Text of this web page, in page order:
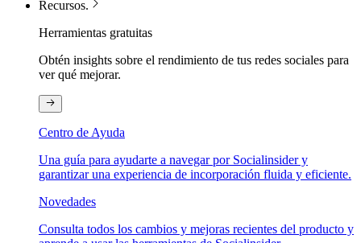
Recursos.
Herramientas gratuitas
Obtén insights sobre el rendimiento de tus redes sociales para
ver qué mejorar.
Centro de Ayuda
Una guía para ayudarte a navegar por Socialinsider y
garantizar una experiencia de incorporación fluida y eficiente.
Novedades
Consulta todos los cambios y mejoras recientes del producto y